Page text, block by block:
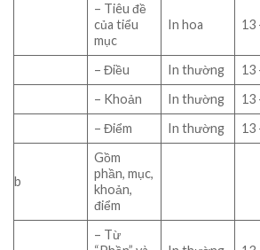
– Tiêu đề
của tiểu
mục
In hoa 13
– Điều In thường 13
– Khoản
In thường 13
– Điểm
In thường 13
b
Gồm
phần, mục,
khoản,
điểm
– Từ